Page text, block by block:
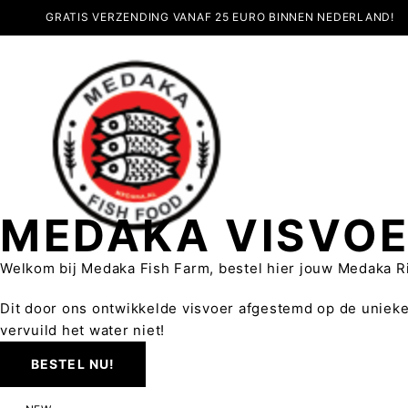
GRATIS VERZENDING VANAF 25 EURO BINNEN NEDERLAND!
MEDAKA
Welkom bij Medaka Fish Farm, bestel hier jouw Medaka
Dit door ons ontwikkelde visvoer afgestemd op de
vervuild het water niet!
BESTEL NU!